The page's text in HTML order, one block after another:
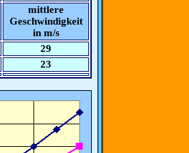
mittlere
Geschwindigkeit
in m/s
29
23